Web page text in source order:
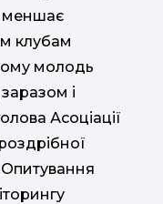
меншає
клубам
молодь
і
Асоціації
Опитування